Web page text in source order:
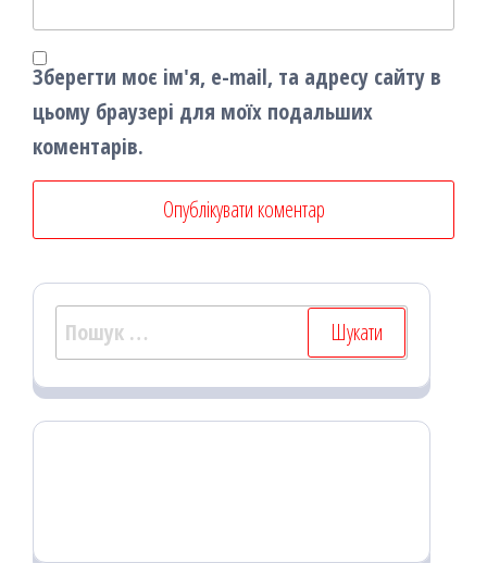
Зберегти моє ім'я, e-mail, та адресу сайту в
цьому браузері для моїх подальших
коментарів.
Пошук: